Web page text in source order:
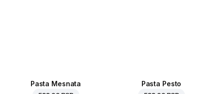
Pasta Mesnata Pasta Pesto